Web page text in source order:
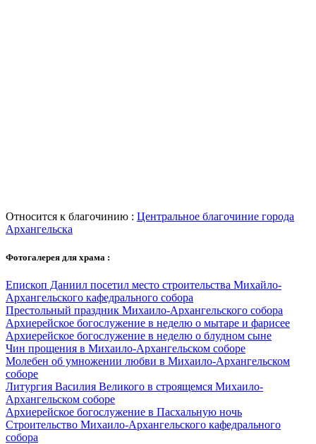
Относится к благочинию : Центральное благочиние города
Архангельска
Фотогалерея для храма :
Епископ Даниил посетил место строительства Михайло-
Архангельского кафедрального собора
Престольный праздник Михаило-Архангельского собора
Архиерейское богослужение в неделю о мытаре и фарисее
Архиерейское богослужение в неделю о блудном сыне
Чин прощения в Михаило-Архангельском соборе
Молебен об умножении любви в Михаило-Архангельском
соборе
Литургия Василия Великого в строящемся Михаило-
Архангельском соборе
Архиерейское богослужение в Пасхальную ночь
Строительство Михаило-Архангельского кафедрального
собора